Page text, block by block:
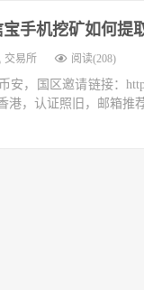
宝手机挖矿如何提
交易所 阅读(208)
安，国区邀请链接：
港，认证照旧，邮箱推